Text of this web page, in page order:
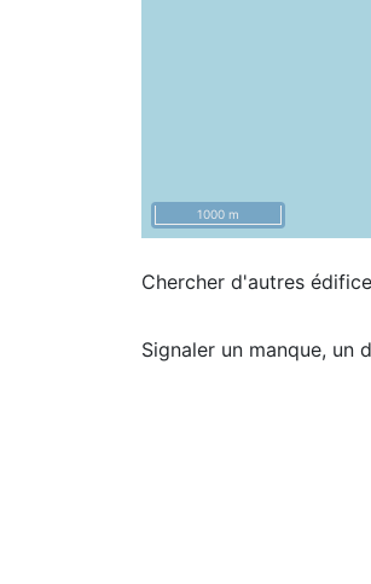
1000 m
Chercher d'autres
Signaler un manque, un